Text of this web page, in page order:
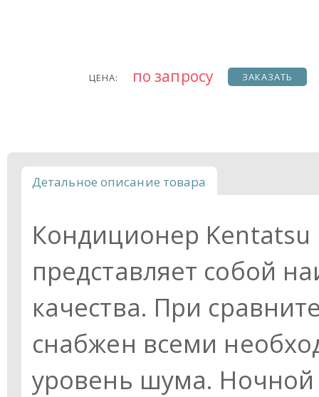
ЦЕНА: по запросу ЗАКАЗАТЬ
Детальное описание товара
Кондиционер Kentatsu
представляет собой
качества. При
снабжен всеми
уровень шума.